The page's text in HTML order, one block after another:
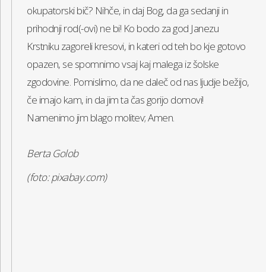
okupatorski bič? Nihče, in daj Bog, da ga sedanji in
prihodnji rod(-ovi) ne bi! Ko bodo za god Janezu
Krstniku zagoreli kresovi, in kateri od teh bo kje gotovo
opazen, se spomnimo vsaj kaj malega iz šolske
zgodovine. Pomislimo, da ne daleč od nas ljudje bežijo,
če imajo kam, in da jim ta čas gorijo domovi!
Namenimo jim blago molitev; Amen.
Berta Golob
(foto: pixabay.com)